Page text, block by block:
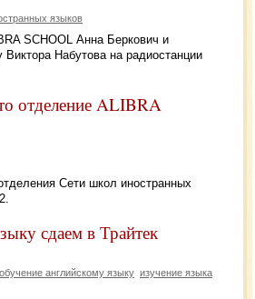
языков
SCHOOL Анна Беркович и
Набутова на радиостанции
отделение ALIBRA
Сети школ иностранных
сдаем в Трайтек
обучение английскому языку изучение языка